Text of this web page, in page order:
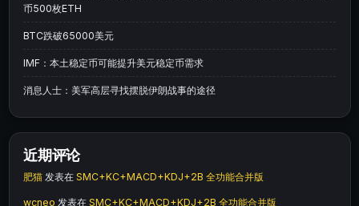
币500枚ETH
BTC跌破65000美元
IMF：本土稳定币可能提升美元稳定币需求
消息人士：美军高层寻找摆脱伊朗战事的途径
近期评论
肥猫 发表在 SMC+KC+MACD+KDJ+2B 全功能合并版
wcneo 发表在 SMC+KC+MACD+KDJ+2B 全功能合并版